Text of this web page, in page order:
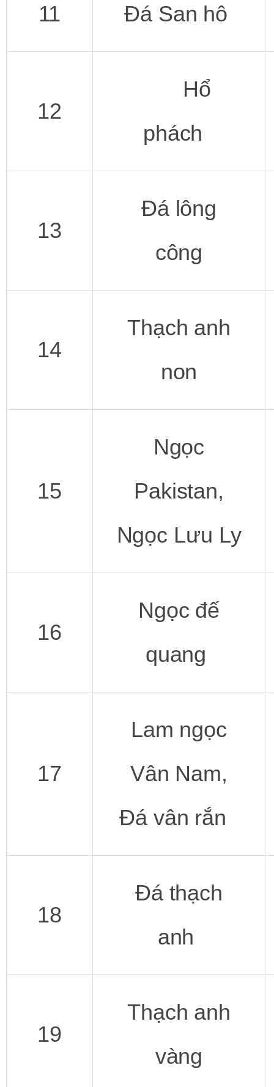
11 Đá San hô
12
Hổ
phách
13
Đá lông
công
14
Thạch anh
non
15
Ngọc
Pakistan,
Ngọc Lưu Ly
16
Ngọc đế
quang
17
Lam ngọc
Vân Nam,
Đá vân rắn
18
Đá thạch
anh
19
Thạch anh
vàng